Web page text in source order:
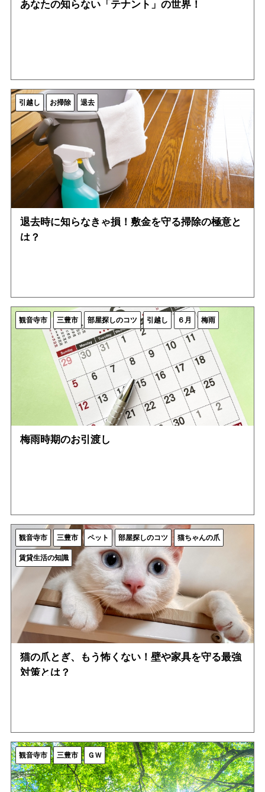
あなたの知らない「テナント」の世界！
引越し お掃除 退去
退去時に知らなきゃ損！敷金を守る掃除の極意と
は？
観音寺市 三豊市 部屋探しのコツ 引越し ６月 梅雨
梅雨時期のお引渡し
観音寺市 三豊市 ペット 部屋探しのコツ 猫ちゃんの爪
賃貸生活の知識
猫の爪とぎ、もう怖くない！壁や家具を守る最強
対策とは？
観音寺市 三豊市 ＧＷ